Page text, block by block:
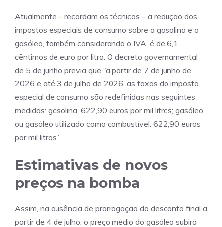
Atualmente – recordam os técnicos – a redução dos
impostos especiais de consumo sobre a gasolina e o
gasóleo, também considerando o IVA, é de 6,1
cêntimos de euro por litro. O decreto governamental
de 5 de junho previa que “a partir de 7 de junho de
2026 e até 3 de julho de 2026, as taxas do imposto
especial de consumo são redefinidas nas seguintes
medidas: gasolina, 622,90 euros por mil litros; gasóleo
ou gasóleo utilizado como combustível: 622,90 euros
por mil litros”.
Estimativas de novos
preços na bomba
Assim, na ausência de prorrogação do desconto final a
partir de 4 de julho, o preço médio do gasóleo subirá